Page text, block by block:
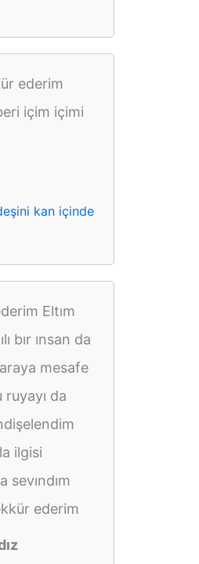
ederim
içim içimi
kan içinde
Eltım
bır ınsan da
mesafe
da
ilgisi
sevındım
ederim